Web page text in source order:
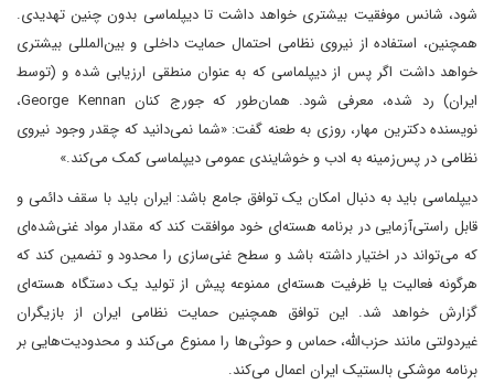
شود، شانس موفقیت بیشتری خواهد داشت تا دیپلماسی بدون چنین تهدیدی.
همچنین، استفاده از نیروی نظامی احتمال حمایت داخلی و بین‌المللی بیشتری
خواهد داشت اگر پس از دیپلماسی که به عنوان منطقی ارزیابی شده و (توسط
ایران) رد شده، معرفی شود. همان‌طور که جورج کنان George Kennan،
نویسنده دکترین مهار، روزی به طعنه گفت: «شما نمی‌دانید که چقدر وجود نیروی
نظامی در پس‌زمینه به ادب و خوشایندی عمومی دیپلماسی کمک می‌کند.»
دیپلماسی باید به دنبال امکان یک توافق جامع باشد: ایران باید با سقف دائمی و
قابل راستی‌آزمایی در برنامه هسته‌ای خود موافقت کند که مقدار مواد غنی‌شده‌ای
که می‌تواند در اختیار داشته باشد و سطح غنی‌سازی را محدود و تضمین کند که
هرگونه فعالیت یا ظرفیت هسته‌ای ممنوعه پیش از تولید یک دستگاه هسته‌ای
گزارش خواهد شد. این توافق همچنین حمایت نظامی ایران از بازیگران
غیردولتی مانند حزب‌الله، حماس و حوثی‌ها را ممنوع می‌کند و محدودیت‌هایی بر
برنامه موشکی بالستیک ایران اعمال می‌کند.